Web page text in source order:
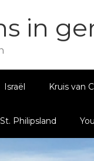
in
Israël Kruis van
Philipsland